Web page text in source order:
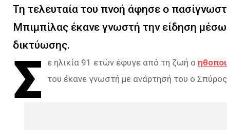
Τη τελευταία του πνοή άφησε o
Μπιμπίλας έκανε γνωστή την είδηση
δικτύωσης.
Σ ε ηλικία 91 ετών έφυγε από τη ζωή ο
του έκανε γνωστή με ανάρτησή του ο